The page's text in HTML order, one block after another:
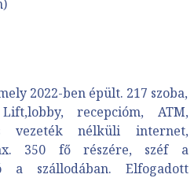
2022-ben épült. 217 szoba,
recepcióm, ATM,
vezeték nélküli internet,
350 fő részére, széf a
a szállodában. Elfogadott